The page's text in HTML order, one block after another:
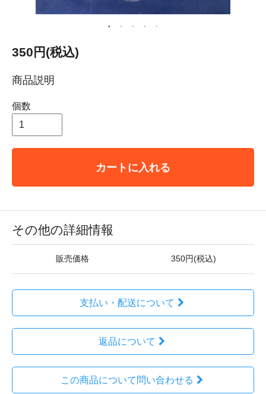
350円(税込)
商品説明
個数
カートに入れる
その他の詳細情報
販売価格 350円(税込)
支払い・配送について
返品について
この商品について問い合わせる